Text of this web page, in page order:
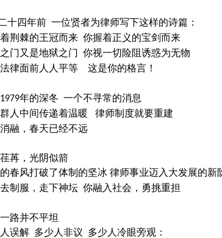
十四年前 一位贤者为律师写下这样的诗篇：
荆棘的王冠而来 你握着正义的宝剑而来
门又是地狱之门 你视一切险阻诱惑为无物
面前人人平等
这是你的格言！
1979年的深冬 一个不寻常的消息
人中间传递着温暖
律师制度就要重建
融，春天已经不远
苒，光阴似箭
春风打破了体制的坚冰 律师事业迈入大发展的新
制服，走下神坛 你融入社会，勇挑重担
路并不平坦
误解 多少人非议 多少人冷眼旁观：